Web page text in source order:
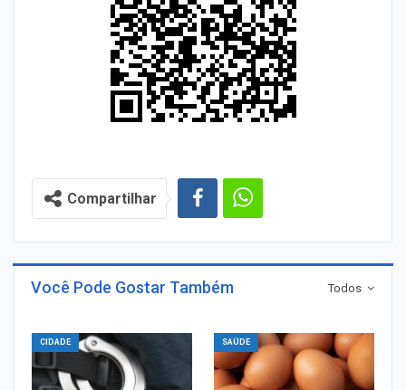
Compartilhar
Todos
Você Pode Gostar Também
CIDADE SAÚDE